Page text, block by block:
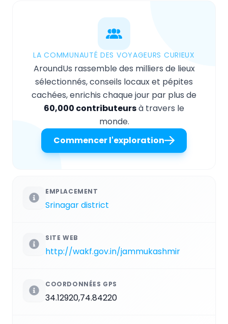
LA COMMUNAUTÉ DES VOYAGEURS CURIEUX
AroundUs rassemble des milliers de lieux
sélectionnés, conseils locaux et pépites
cachées, enrichis chaque jour par plus de
60,000 contributeursà travers le
monde.
Commencer l'exploration
EMPLACEMENT
Srinagar district
SITE WEB
http://wakf.gov.in/jammukashmir
COORDONNÉES GPS
34.12920,74.84220